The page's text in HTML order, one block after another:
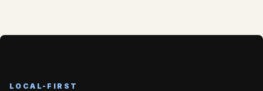
LOCAL-FIRST